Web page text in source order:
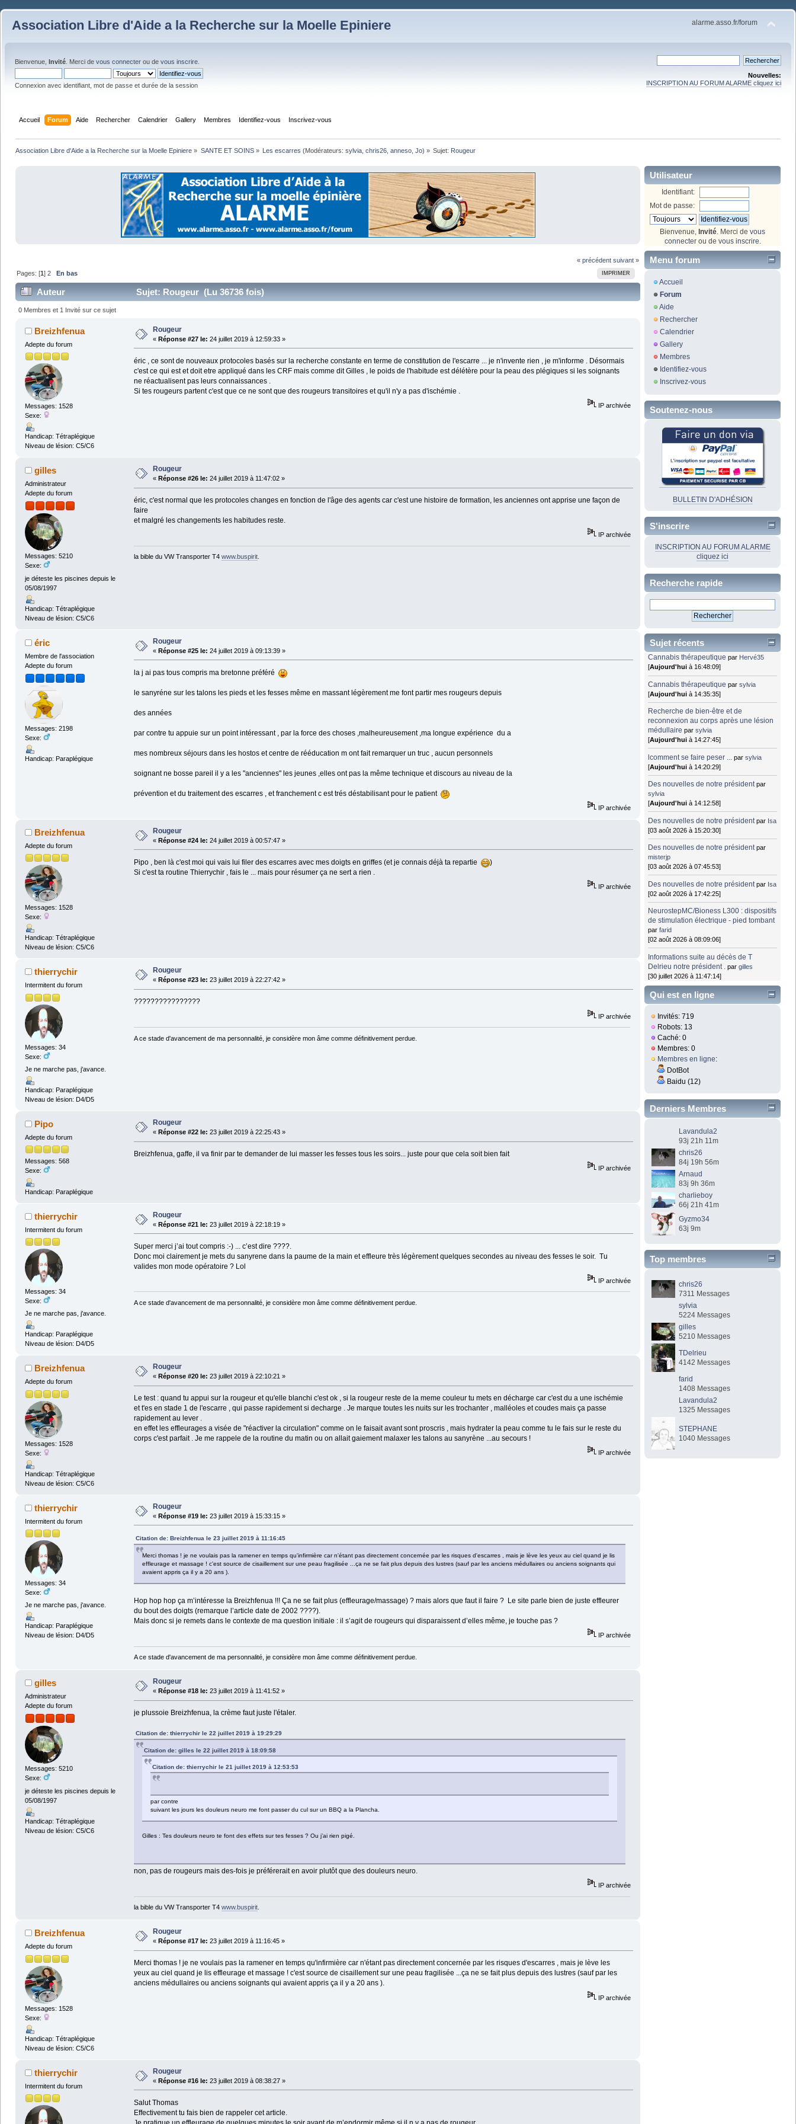
Association Libre d'Aide a la Recherche sur la Moelle Epiniere alarme.asso.fr/forum
Bienvenue, Invité . Merci de vous connecter ou de vous inscrire
Connexion avec identifiant, mot de passe et durée de la session
Nouvelles:
INSCRIPTION AU FORUM ALARME cliquez ici
Accueil Forum Aide Rechercher Calendrier Gallery Membres Identifiez-vous Inscrivez-vous
Association Libre d'Aide a la Recherche sur la Moelle Epiniere » SANTE ET SOINS» Les escarres (Modérateurs: sylvia, chris26, anneso, Jo) » Sujet: Rougeur
« précédent suivant »
IMPRIMER
Pages: [1]2 En bas
Auteur Sujet: Rougeur (Lu 36736 fois)
0 Membres et 1 Invité sur ce sujet
Breizhfenua
Adepte du forum
Messages: 1528
Sexe:
Handicap: Tétraplégique
Niveau de lésion: C5/C6
Rougeur
« Réponse #27 le: 24 juillet 2019 à 12:59:33 »
éric , ce sont de nouveaux protocoles basés sur la recherche constante en terme de constitution de l'escarre ... je n'invente rien , je m'informe . Désormais
c'est ce qui est et doit etre appliqué dans les CRF mais comme dit Gilles , le poids de l'habitude est délétère pour la peau des plégiques si les soignants
ne réactualisent pas leurs connaissances .
Si tes rougeurs partent c'est que ce ne sont que des rougeurs transitoires et qu'il n'y a pas d'ischémie .
IP archivée
gilles
Administrateur
Adepte du forum
Messages: 5210
Sexe:
je déteste les piscines depuis le
05/08/1997
Handicap: Tétraplégique
Niveau de lésion: C5/C6
Rougeur
« Réponse #26 le: 24 juillet 2019 à 11:47:02 »
éric, c'est normal que les protocoles changes en fonction de l'âge des agents car c'est une histoire de formation, les anciennes ont apprise une façon de
faire
et malgré les changements les habitudes reste.
IP archivée
la bible du VW Transporter T4 www.buspirit.
éric
Membre de l'association
Adepte du forum
Messages: 2198
Sexe:
Handicap: Paraplégique
Rougeur
« Réponse #25 le: 24 juillet 2019 à 09:13:39 »
la j ai pas tous compris ma bretonne préféré
le sanyréne sur les talons les pieds et les fesses même en massant légèrement me font partir mes rougeurs depuis
des années
par contre tu appuie sur un point intéressant , par la force des choses ,malheureusement ,ma longue expérience du a
mes nombreux séjours dans les hostos et centre de rééducation m ont fait remarquer un truc , aucun personnels
soignant ne bosse pareil il y a les "anciennes" les jeunes ,elles ont pas la même technique et discours au niveau de la
prévention et du traitement des escarres , et franchement c est trés déstabilisant pour le patient
IP archivée
Breizhfenua
Adepte du forum
Messages: 1528
Sexe:
Handicap: Tétraplégique
Niveau de lésion: C5/C6
Rougeur
« Réponse #24 le: 24 juillet 2019 à 00:57:47 »
Pipo , ben là c'est moi qui vais lui filer des escarres avec mes doigts en griffes (et je connais déjà ta repartie
)
Si c'est ta routine Thierrychir , fais le ... mais pour résumer ça ne sert a rien .
IP archivée
thierrychir
Intermitent du forum
Messages: 34
Sexe:
Je ne marche pas, j'avance.
Handicap: Paraplégique
Niveau de lésion: D4/D5
Rougeur
« Réponse #23 le: 23 juillet 2019 à 22:27:42 »
????????????????
IP archivée
A ce stade d'avancement de ma personnalité, je considère mon âme comme définitivement perdue.
Pipo
Adepte du forum
Messages: 568
Sexe:
Handicap: Paraplégique
Rougeur
« Réponse #22 le: 23 juillet 2019 à 22:25:43 »
Breizhfenua, gaffe, il va finir par te demander de lui masser les fesses tous les soirs... juste pour que cela soit bien fait
IP archivée
thierrychir
Intermitent du forum
Messages: 34
Sexe:
Je ne marche pas, j'avance.
Handicap: Paraplégique
Niveau de lésion: D4/D5
Rougeur
« Réponse #21 le: 23 juillet 2019 à 22:18:19 »
Super merci j’ai tout compris :-) ... c’est dire ????.
Donc moi clairement je mets du sanyrene dans la paume de la main et effleure très légèrement quelques secondes au niveau des fesses le soir. Tu
valides mon mode opératoire ? Lol
IP archivée
A ce stade d'avancement de ma personnalité, je considère mon âme comme définitivement perdue.
Breizhfenua
Adepte du forum
Messages: 1528
Sexe:
Handicap: Tétraplégique
Niveau de lésion: C5/C6
Rougeur
« Réponse #20 le: 23 juillet 2019 à 22:10:21 »
Le test : quand tu appui sur la rougeur et qu'elle blanchi c'est ok , si la rougeur reste de la meme couleur tu mets en décharge car c'est du a une ischémie
et t'es en stade 1 de l'escarre , qui passe rapidement si decharge . Je marque toutes les nuits sur les trochanter , malléoles et coudes mais ça passe
rapidement au lever .
en effet les effleurages a visée de "réactiver la circulation" comme on le faisait avant sont proscris , mais hydrater la peau comme tu le fais sur le reste du
corps c'est parfait . Je me rappele de la routine du matin ou on allait gaiement malaxer les talons au sanyrène ...au secours !
IP archivée
thierrychir
Intermitent du forum
Messages: 34
Sexe:
Je ne marche pas, j'avance.
Handicap: Paraplégique
Niveau de lésion: D4/D5
Rougeur
« Réponse #19 le: 23 juillet 2019 à 15:33:15 »
Citation de: Breizhfenua le 23 juillet 2019 à 11:16:45
Merci thomas ! je ne voulais pas la ramener en temps qu'infirmière car n'étant pas directement concernée par les risques d'escarres , mais je lève les yeux au ciel quand je lis
effleurage et massage ! c'est source de cisaillement sur une peau fragilisée ...ça ne se fait plus depuis des lustres (sauf par les anciens médullaires ou anciens soignants qui
avaient appris ça il y a 20 ans ).
Hop hop hop ça m’intéresse la Breizhfenua !!! Ça ne se fait plus (effleurage/massage) ? mais alors que faut il faire ? Le site parle bien de juste effleurer
du bout des doigts (remarque l’article date de 2002 ????).
Mais donc si je remets dans le contexte de ma question initiale : il s’agit de rougeurs qui disparaissent d’elles même, je touche pas ?
IP archivée
A ce stade d'avancement de ma personnalité, je considère mon âme comme définitivement perdue.
gilles
Administrateur
Adepte du forum
Messages: 5210
Sexe:
je déteste les piscines depuis le
05/08/1997
Handicap: Tétraplégique
Niveau de lésion: C5/C6
Rougeur
« Réponse #18 le: 23 juillet 2019 à 11:41:52 »
je plussoie Breizhfenua, la crème faut juste l'étaler.
Citation de: thierrychir le 22 juillet 2019 à 19:29:29
Citation de: gilles le 22 juillet 2019 à 18:09:58
Citation de: thierrychir le 21 juillet 2019 à 12:53:53
par contre
suivant les jours les douleurs neuro me font passer du cul sur un BBQ a la Plancha.
Gilles : Tes douleurs neuro te font des effets sur tes fesses ? Ou j’ai rien pigé.
non, pas de rougeurs mais des-fois je préférerait en avoir plutôt que des douleurs neuro.
IP archivée
la bible du VW Transporter T4 www.buspirit.
Breizhfenua
Adepte du forum
Messages: 1528
Sexe:
Handicap: Tétraplégique
Niveau de lésion: C5/C6
Rougeur
« Réponse #17 le: 23 juillet 2019 à 11:16:45 »
Merci thomas ! je ne voulais pas la ramener en temps qu'infirmière car n'étant pas directement concernée par les risques d'escarres , mais je lève les
yeux au ciel quand je lis effleurage et massage ! c'est source de cisaillement sur une peau fragilisée ...ça ne se fait plus depuis des lustres (sauf par les
anciens médullaires ou anciens soignants qui avaient appris ça il y a 20 ans ).
IP archivée
thierrychir
Intermitent du forum
Rougeur
« Réponse #16 le: 23 juillet 2019 à 08:38:27 »
Salut Thomas
Effectivement tu fais bien de rappeler cet article.
Utilisateur
Identifiant:
Mot de passe:
Bienvenue, Invité . Merci de vous
connecterou de vous inscrire
Menu forum
Accueil
Forum
Aide
Rechercher
Calendrier
Gallery
Membres
Identifiez-vous
Inscrivez-vous
Soutenez-nous
BULLETIN D'ADHÉSION
S'inscrire
INSCRIPTION AU FORUM ALARME
cliquez ici
Recherche rapide
Sujet récents
Cannabis thérapeutique par Hervé35
[Aujourd'hui à 16:48:09]
Cannabis thérapeutique parsylvia
[Aujourd'hui à 14:35:35]
Recherche de bien-être et de
reconnexion au corps après une lésion
médullaire parsylvia
[Aujourd'hui à 14:27:45]
lcomment se faire peser ... parsylvia
[Aujourd'hui à 14:20:29]
Des nouvelles de notre président par
sylvia
[Aujourd'hui à 14:12:58]
Des nouvelles de notre président par Isa
[03 août 2026 à 15:20:30]
Des nouvelles de notre président par
misterjp
[03 août 2026 à 07:45:53]
Des nouvelles de notre président par Isa
[02 août 2026 à 17:42:25]
NeurostepMC/Bioness L300 : dispositifs
de stimulation électrique - pied tombant
parfarid
[02 août 2026 à 08:09:06]
Informations suite au décès de T
Delrieu notre président .
pargilles
[30 juillet 2026 à 11:47:14]
Qui est en ligne
Invités: 719
Robots: 13
Caché: 0
Membres: 0
Membres en ligne:
DotBot
Baidu (12)
Derniers Membres
Lavandula2
93j 21h 11m
chris26
84j 19h 56m
Arnaud
83j 9h 36m
charlieboy
66j 21h 41m
Gyzmo34
63j 9m
Top membres
chris26
7311 Messages
sylvia
5224 Messages
gilles
5210 Messages
TDelrieu
4142 Messages
farid
1408 Messages
Lavandula2
1325 Messages
STEPHANE
1040 Messages